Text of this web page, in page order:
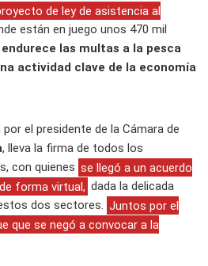
de ley de asistencia al
están en juego unos 470 mil
las multas a la pesca
actividad clave de la economía
el presidente de la Cámara de
, lleva la firma de todos los
con quienes se llegó a un acuerdo
forma virtual, dada la delicada
dos sectores. Juntos por el
que se negó a convocar a la